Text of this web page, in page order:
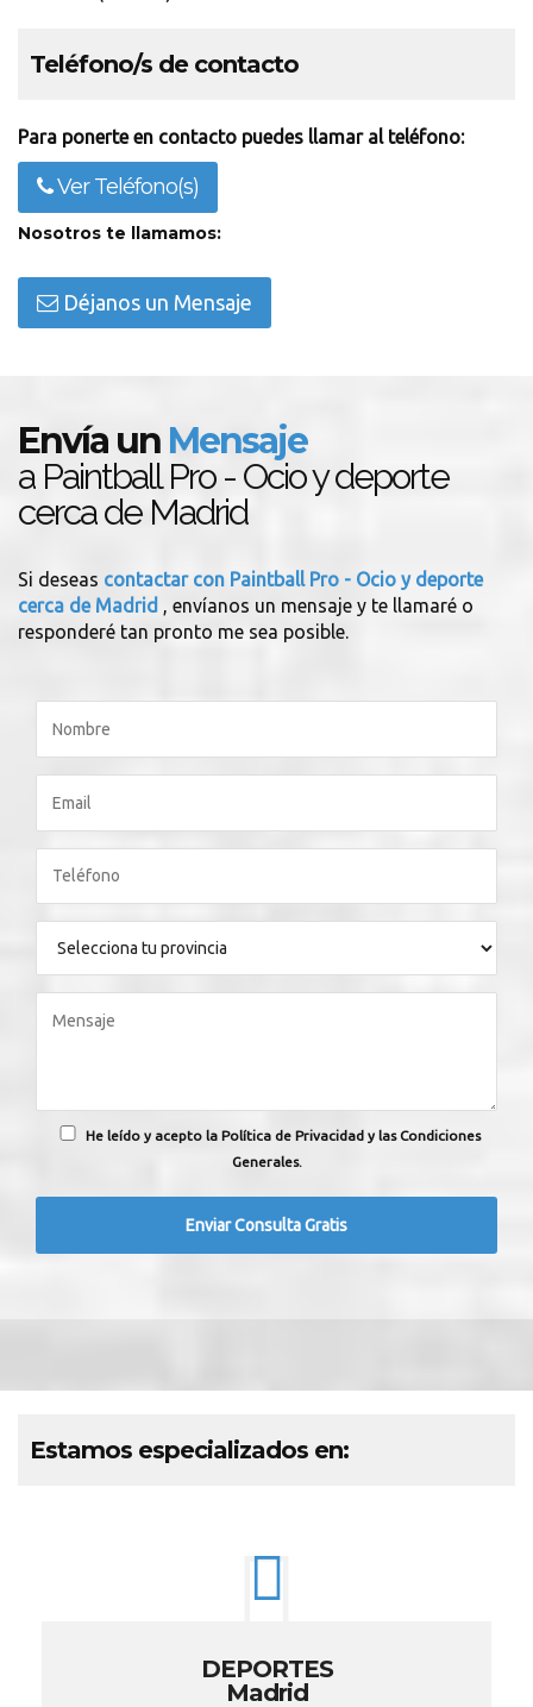
Teléfono/s de contacto
Para ponerte en contacto puedes llamar al teléfono:
Ver Teléfono(s)
Nosotros te llamamos:
Déjanos un Mensaje
Envía un Mensaje
a Paintball Pro - Ocio y deporte
cerca de Madrid
Si deseas contactar con Paintball Pro - Ocio y deporte
cerca de Madrid , envíanos un mensaje y te llamaré o
responderé tan pronto me sea posible.
He leído y acepto la Política de Privacidad y las Condiciones
Generales.
Estamos especializados en:
DEPORTES
Madrid